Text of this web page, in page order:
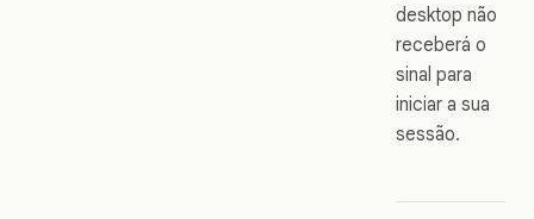
desktop não
receberá o
sinal para
iniciar a sua
sessão.